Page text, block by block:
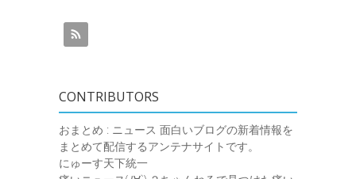
CONTRIBUTORS
おまとめ : ニュース 面白いブログの新着情報を
まとめて配信するアンテナサイトです。
にゅーす天下統一